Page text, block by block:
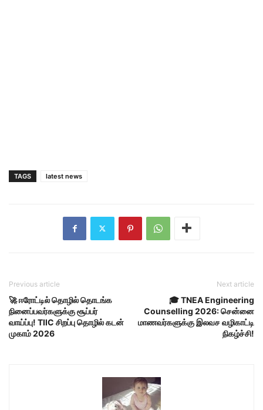
TAGS latest news
Previous article
🚀 ஈரோட்டில் தொழில் தொடங்க
நினைப்பவர்களுக்கு சூப்பர்
வாய்ப்பு! TIIC சிறப்பு தொழில் கடன்
முகாம் 2026
Next article
🎓 TNEA Engineering
Counselling 2026: சென்னை
மாணவர்களுக்கு இலவச வழிகாட்டி
நிகழ்ச்சி!